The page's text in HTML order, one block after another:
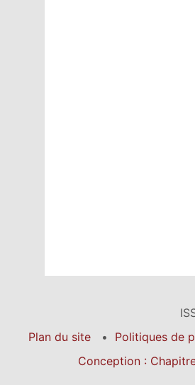
Plan du site
Politiques de
Conception :